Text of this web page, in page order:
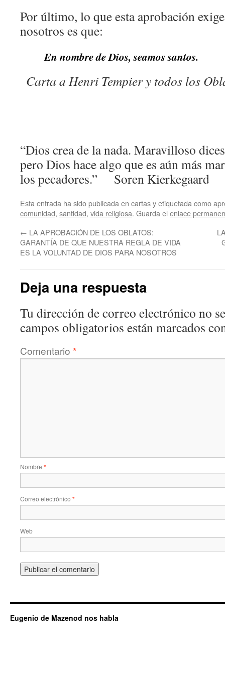
Por último, lo que esta aprobación
nosotros es que:
En nombre de Dios, seamos santos.
Carta a Henri Tempier y todos los
“Dios crea de la nada. Maravilloso
pero Dios hace algo que es aún más
los pecadores.” Soren Kierkegaard
Esta entrada ha sido publicada en cartasy etiquetada como
comunidad, santidad, vida religiosa. Guarda el enlace
← LA APROBACIÓN DE LOS OBLATOS:
GARANTÍA DE QUE NUESTRA REGLA DE VIDA
ES LA VOLUNTAD DE DIOS PARA NOSOTROS
Deja una respuesta
Tu dirección de correo electrónico no
campos obligatorios están marcados
Comentario *
Nombre *
Correo electrónico *
Web
Eugenio de Mazenod nos habla